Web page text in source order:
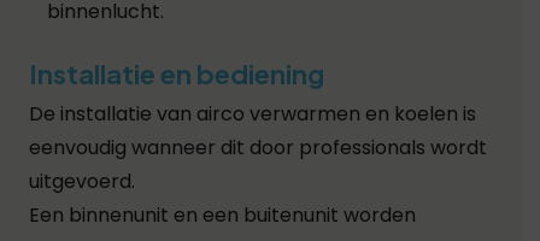
binnenlucht.
Installatie en bediening
De installatie van airco verwarmen en koelen is
eenvoudig wanneer dit door professionals wordt
uitgevoerd.
Een binnenunit en een buitenunit worden